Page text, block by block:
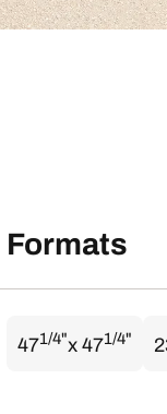
Formats
471/4"x 471/4"